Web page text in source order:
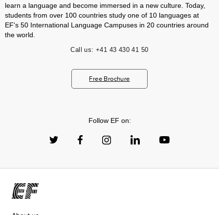
learn a language and become immersed in a new culture. Today,
students from over 100 countries study one of 10 languages at
EF's 50 International Language Campuses in 20 countries around
the world.
Call us: +41 43 430 41 50
Free Brochure
Follow EF on: